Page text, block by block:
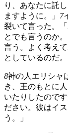
り、あなたに託
ますように。」 7
裂いて言った。
とでも言うのか
言う。よく考え
としているのだ。
8神の人エリシャ
き、王のもとに
いたりしたので
ださい。彼はイ
う。」